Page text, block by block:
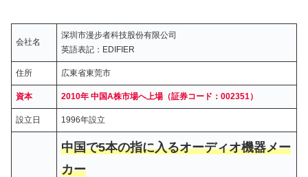
会社名
深圳市漫步者科技股份有限公司
英語表記：EDIFIER
住所 広東省東莞市
資本 2010年 中国A株市場へ上場（証券コード：002351）
設立日 1996年設立
中国で5本の指に入るオーディオ機器メー
カー